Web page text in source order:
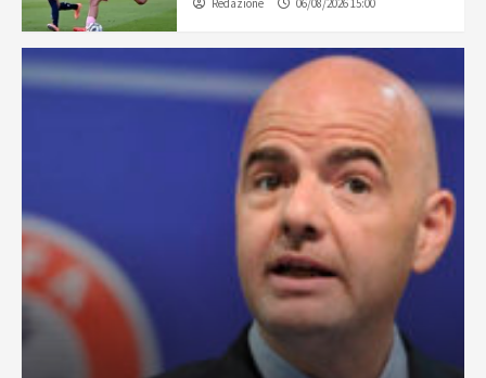
Redazione 06/08/2026 15:00